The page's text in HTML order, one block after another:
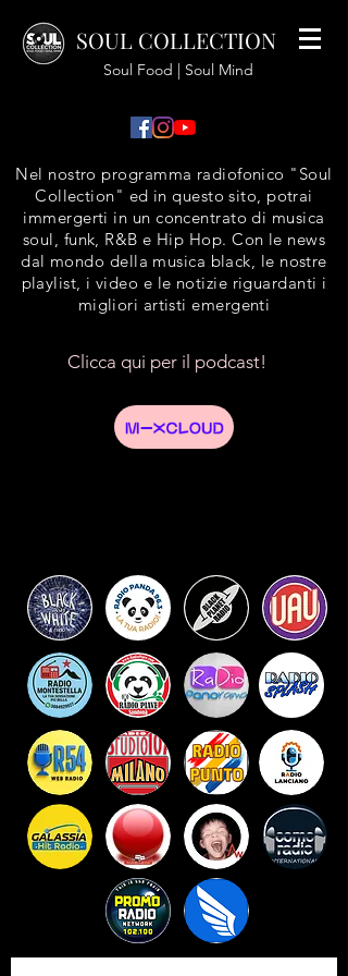
SOUL COLLECTION
Soul Food | Soul Mind
Nel nostro programma radiofonico "Soul
Collection" ed in questo sito, potrai
immergerti in un concentrato di musica
soul, funk, R&B e Hip Hop. Con le news
dal mondo della musica black, le nostre
playlist, i video e le notizie riguardanti i
migliori artisti emergenti
Clicca qui per il podcast!